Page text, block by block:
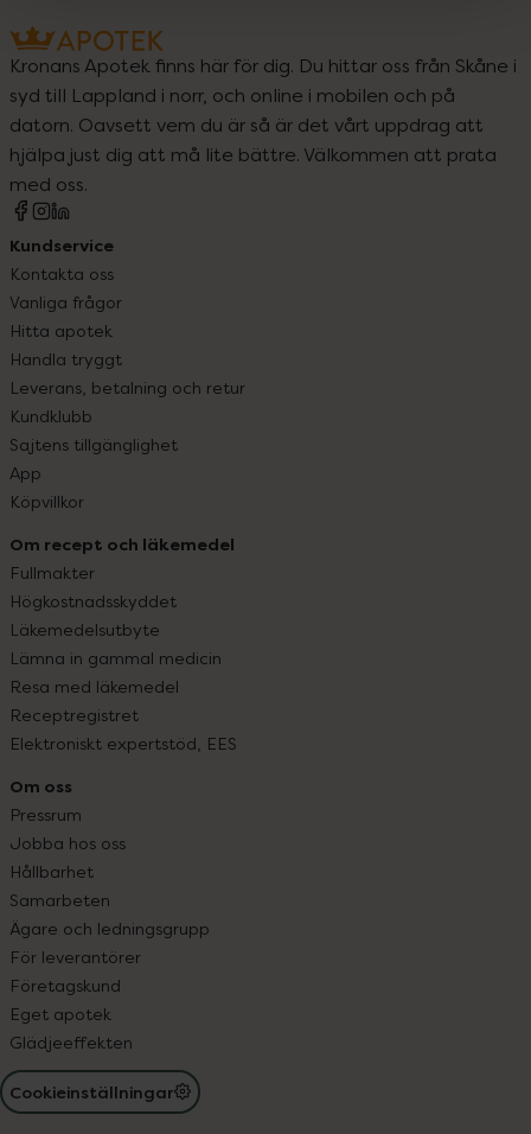
Kronans Apotek finns här för dig. Du hittar oss från Skåne i
syd till Lappland i norr, och online i mobilen och på
datorn. Oavsett vem du är så är det vårt uppdrag att
hjälpa just dig att må lite bättre. Välkommen att prata
med oss.
Kundservice
Kontakta oss
Vanliga frågor
Hitta apotek
Handla tryggt
Leverans, betalning och retur
Kundklubb
Sajtens tillgänglighet
App
Köpvillkor
Om recept och läkemedel
Fullmakter
Högkostnadsskyddet
Läkemedelsutbyte
Lämna in gammal medicin
Resa med läkemedel
Receptregistret
Elektroniskt expertstöd, EES
Om oss
Pressrum
Jobba hos oss
Hållbarhet
Samarbeten
Ägare och ledningsgrupp
För leverantörer
Företagskund
Eget apotek
Glädjeeffekten
Cookieinställningar